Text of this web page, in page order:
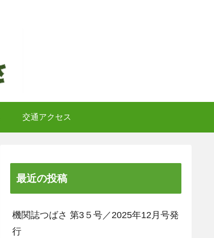
交通アクセス
最近の投稿
機関誌つばさ 第3５号／2025年12月号発
行